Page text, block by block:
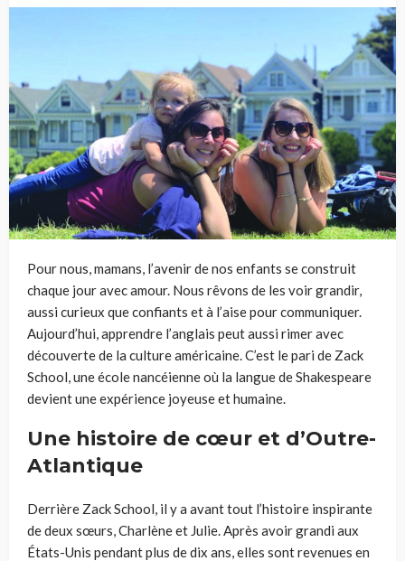
Pour nous, mamans, l’avenir de nos enfants se construit
chaque jour avec amour. Nous rêvons de les voir grandir,
aussi curieux que confiants et à l’aise pour communiquer.
Aujourd’hui, apprendre l’anglais peut aussi rimer avec
découverte de la culture américaine. C’est le pari de Zack
School, une école nancéienne où la langue de Shakespeare
devient une expérience joyeuse et humaine.
Une histoire de cœur et d’Outre-
Atlantique
Derrière Zack School, il y a avant tout l’histoire inspirante
de deux sœurs, Charlène et Julie. Après avoir grandi aux
États-Unis pendant plus de dix ans, elles sont revenues en